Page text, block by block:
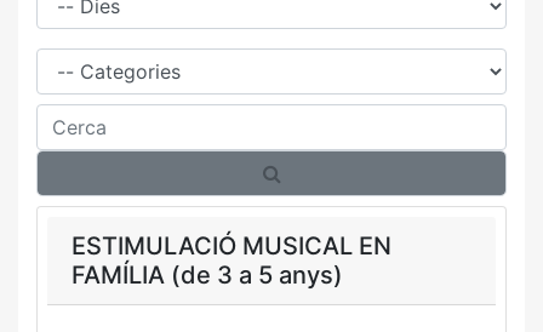
Família
Cerca
ESTIMULACIÓ MUSICAL EN
FAMÍLIA (de 3 a 5 anys)